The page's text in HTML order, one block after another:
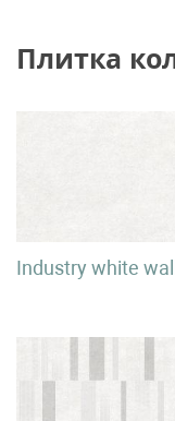
Плитка
Industry white